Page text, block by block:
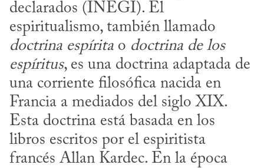
declarados (INEGI). El
doctrina espírita o doctrina de los
espíritus, es una doctrina adaptada de
una corriente filosófica nacida en
Francia a mediados del siglo XIX.
Esta doctrina está basada en los
libros escritos por el espiritista
francés Allan Kardec. En la época